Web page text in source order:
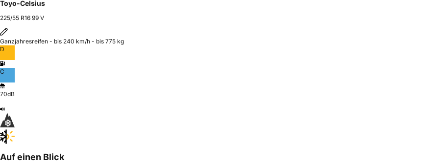
Toyo-Celsius
225/55 R16 99 V
Ganzjahresreifen - bis 240 km/h - bis 775 kg
D
C
70dB
Auf einen Blick